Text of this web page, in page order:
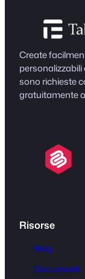
Create
personalizzabili
sono richieste
gratuitamente
Risorse
Blog
Documenti